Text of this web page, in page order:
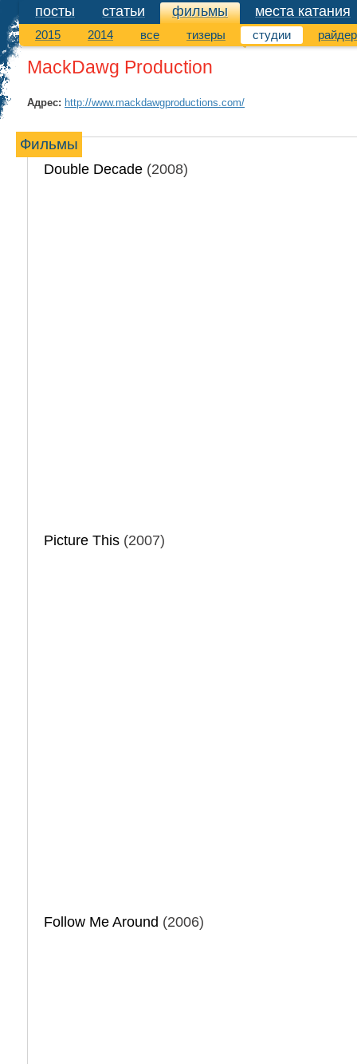
посты статьи фильмы
фильмы места катания
2015 2014 все тизеры студии
MackDawg Production
Адрес: http://www.mackdawgproductions.com/
Фильмы
Double Decade (2008)
Picture This (2007)
Follow Me Around (2006)